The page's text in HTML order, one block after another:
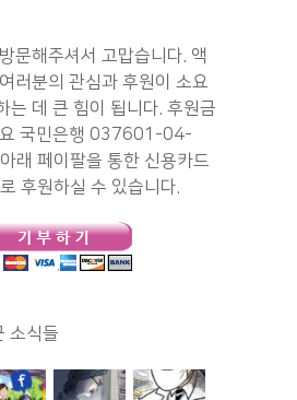
문해주셔서 고맙습니다. 액
러분의 관심과 후원이 소요
는 데 큰 힘이 됩니다. 후원금
요 국민은행 037601-04-
래 페이팔을 통한 신용카드
후원하실 수 있습니다.
소식들